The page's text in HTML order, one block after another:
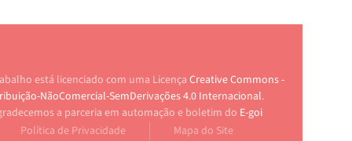
está licenciado com uma Licença Creative Commons -
NãoComercial-SemDerivações 4.0 Internacional.
a parceria em automação e boletim do E-goi
Política de Privacidade
Mapa do Site